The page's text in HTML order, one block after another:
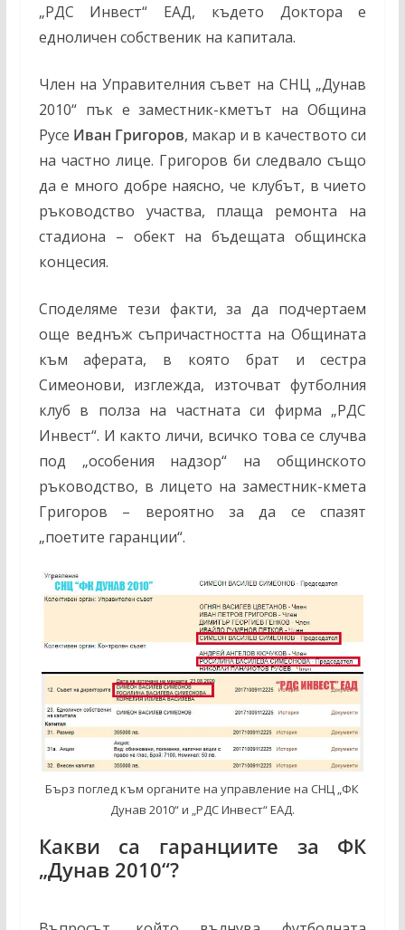
„РДС Инвест“ ЕАД, където Доктора е
едноличен собственик на капитала.
Член на Управителния съвет на СНЦ „Дунав
2010“ пък е заместник-кметът на Община
Русе Иван Григоров, макар и в качеството си
на частно лице. Григоров би следвало също
да е много добре наясно, че клубът, в чието
ръководство участва, плаща ремонта на
стадиона – обект на бъдещата общинска
концесия.
Споделяме тези факти, за да подчертаем
още веднъж съпричастността на Общината
към аферата, в която брат и сестра
Симеонови, изглежда, източват футболния
клуб в полза на частната си фирма „РДС
Инвест“. И както личи, всичко това се случва
под „особения надзор“ на общинското
ръководство, в лицето на заместник-кмета
Григоров – вероятно за да се спазят
„поетите гаранции“.
Бърз поглед към органите на управление на СНЦ „ФК
Дунав 2010“ и „РДС Инвест“ ЕАД.
Какви са гаранциите за ФК
„Дунав 2010“?